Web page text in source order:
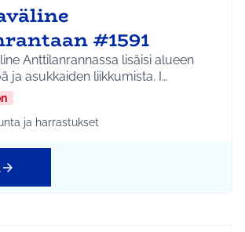
#1591
Anttilanrannassa lisäisi alueen
virkistyskäyttöä ja asukkaiden liikkumista. I…
mukaan: Hyrylä
tulokset teeman mukaan: Liikunta ja
ja harrastukset